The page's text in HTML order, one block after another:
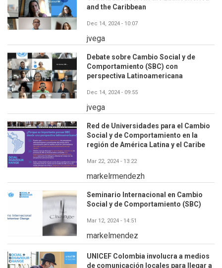
and the Caribbean
Dec 14, 2024 - 10:07
jvega
Debate sobre Cambio Social y de
Comportamiento (SBC) con
perspectiva Latinoamericana
Dec 14, 2024 - 09:55
jvega
Red de Universidades para el Cambio
Social y de Comportamiento en la
región de América Latina y el Caribe
Mar 22, 2024 - 13:22
markelrmendezh
Seminario Internacional en Cambio
Social y de Comportamiento (SBC)
Mar 12, 2024 - 14:51
markelmendez
UNICEF Colombia involucra a medios
de comunicación locales para llegar a